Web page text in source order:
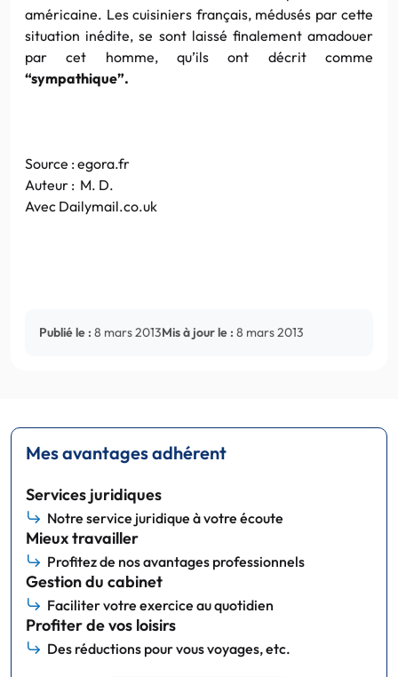
américaine. Les cuisiniers français, médusés par cette
situation inédite, se sont laissé finalement amadouer
par cet homme, qu’ils ont décrit comme
“sympathique”.
Source :egora.fr
Auteur : M. D.
Avec Dailymail.co.uk
Publié le : 8 mars 2013Mis à jour le : 8 mars 2013
Mes avantages adhérent
Services juridiques
Notre service juridique à votre écoute
Mieux travailler
Profitez de nos avantages professionnels
Gestion du cabinet
Faciliter votre exercice au quotidien
Profiter de vos loisirs
Des réductions pour vous voyages, etc.